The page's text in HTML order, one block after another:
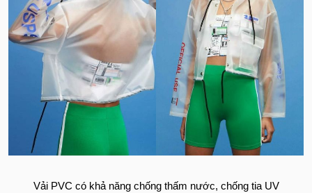
Vải PVC có khả năng chống thấm nước, chống tia UV